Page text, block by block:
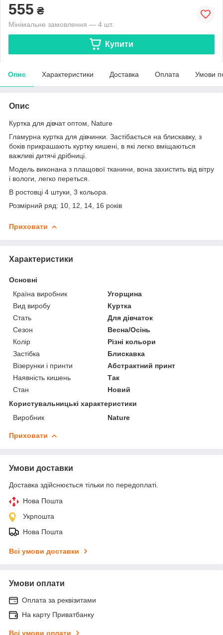
555 ₴
Мінімальне замовлення — 4 шт.
Купити
Опис Характеристики Доставка Оплата Умови
Опис
Куртка для дівчат оптом, Nature
Гламурна куртка для дівчинки. Застібається на блискавку, з
боків прикрашають куртку кишені, в які легко вміщаються
важливі дитячі дрібниці.
Модель виконана з плащової тканини, вона захистить від вітру
і вологи, легко переться.
В ростовці 4 штуки, 3 кольора.
Розмірний ряд: 10, 12, 14, 16 років
Приховати
Характеристики
Основні
Країна виробник
Угорщина
Вид виробу
Куртка
Стать
Для дівчаток
Сезон
Весна/Осінь
Колір
Різні кольори
Застібка
Блискавка
Візерунки і принти
Абстрактний принт
Наявність кишень
Так
Стан
Новий
Користувальницькі характеристики
Виробник
Nature
Приховати
Умови доставки
Доставка здійснюється тільки по передоплаті.
Нова Пошта
Укрпошта
Нова Пошта
Всі умови доставки
Умови оплати
Оплата за реквізитами
На карту Приватбанку
Всі умови оплати